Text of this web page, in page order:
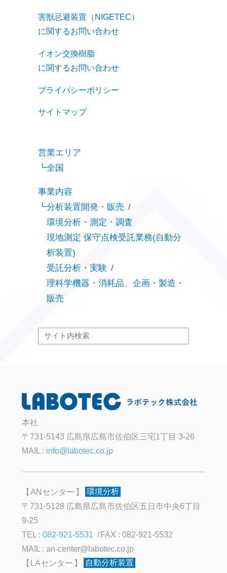
害獣忌避装置（NIGETEC）
に関するお問い合わせ
イオン交換樹脂
に関するお問い合わせ
プライバシーポリシー
サイトマップ
営業エリア
全国
事業内容
分析装置開発・販売
環境分析・測定・調査
現地測定 保守点検受託業務(自動分
析装置)
受託分析・実験
理科学機器・消耗品、企画・製造・
販売
本社
〒731-5143 広島県広島市佐伯区三宅1丁目 3-26
MAIL : info@labotec.co.jp
ANセンター
環境分析
〒731-5128 広島県広島市佐伯区五日市中央6丁目
9-25
TEL :082-921-5531
FAX : 082-921-5532
MAIL :an-center@labotec.co.jp
LAセンター
自動分析装置